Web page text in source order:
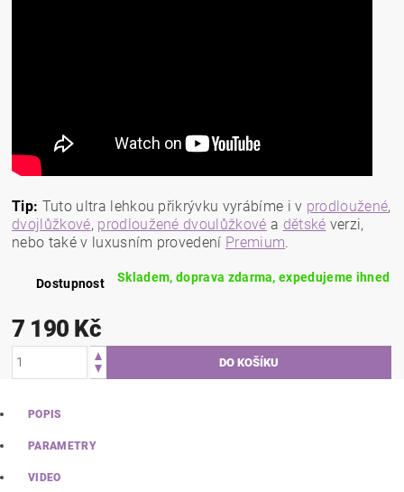
Tip: Tuto ultra lehkou přikrývku vyrábíme i v prodloužené,
dvojlůžkové, prodloužené dvoulůžkové a dětské verzi,
nebo také v luxusním provedení Premium.
Dostupnost Skladem, doprava zdarma, expedujeme ihned
7 190 Kč
POPIS
PARAMETRY
VIDEO